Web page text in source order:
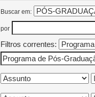
Buscar em:
por
Filtros correntes: